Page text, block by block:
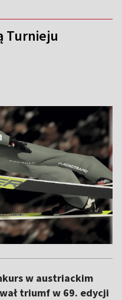
Turnieju
w austriackim
triumf w 69. edycji